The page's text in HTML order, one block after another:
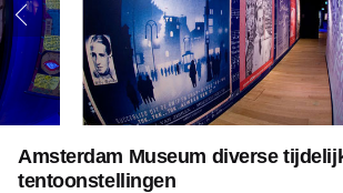
Amsterdam Museum diverse
tentoonstellingen